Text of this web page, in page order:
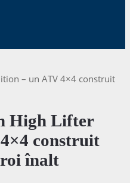
– un ATV 4×4 construit
High Lifter
construit
înalt